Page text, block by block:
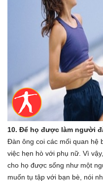
10. Để họ được làm người
Đàn ông coi các mối quan hệ
việc hẹn hò với phụ nữ. Vì
cho họ được sống như một
muốn tụ tập với bạn bè, nói